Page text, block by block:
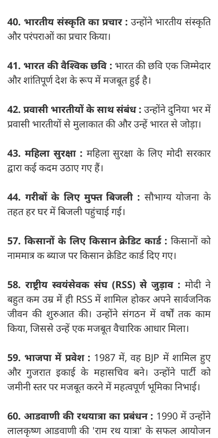
40. भारतीय संस्कृति का प्रचार : उन्होंने भारतीय संस्कृति
और परंपराओं का प्रचार किया।
41. भारत की वैश्विक छवि : भारत की छवि एक जिम्मेदार
और शांतिपूर्ण देश के रूप में मजबूत हुई है।
42. प्रवासी भारतीयों के साथ संबंध : उन्होंने दुनिया भर में
प्रवासी भारतीयों से मुलाकात की और उन्हें भारत से जोड़ा।
43. महिला सुरक्षा : महिला सुरक्षा के लिए मोदी सरकार
द्वारा कई कदम उठाए गए हैं।
44. गरीबों के लिए मुफ्त बिजली : सौभाग्य योजना के
तहत हर घर में बिजली पहुंचाई गई।
57. किसानों के लिए किसान क्रेडिट कार्ड :किसानों को
नाममात्र क ब्याज पर किसान क्रेडिट कार्ड दिए गए।
58. राष्ट्रीय स्वयंसेवक संघ (RSS) से जुड़ाव :मोदी ने
बहुत कम उम्र में ही RSS में शामिल होकर अपने सार्वजनिक
जीवन की शुरुआत की। उन्होंने संगठन में वर्षों तक काम
किया, जिससे उन्हें एक मजबूत वैचारिक आधार मिला।
59. भाजपा में प्रवेश : 1987 में, वह BJP में शामिल हुए
और गुजरात इकाई के महासचिव बने। उन्होंने पार्टी को
जमीनी स्तर पर मजबूत करने में महत्वपूर्ण भूमिका निभाई।
60. आडवाणी की रथयात्रा का प्रबंधन : 1990 में उन्होंने
लालकृष्ण आडवाणी की 'राम रथ यात्रा' के सफल आयोजन